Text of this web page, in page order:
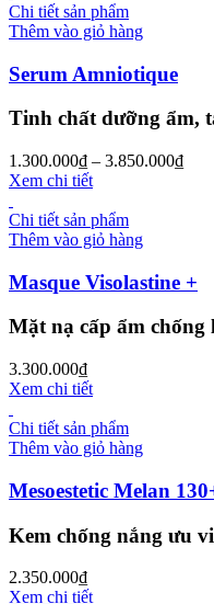
Chi tiết sản phẩm
Thêm vào giỏ hàng
Serum Amniotique
Tinh chất dưỡng ẩm,
1.300.000₫ – 3.850.000₫
Xem chi tiết
Chi tiết sản phẩm
Thêm vào giỏ hàng
Masque Visolastine +
Mặt nạ cấp ẩm chống
3.300.000₫
Xem chi tiết
Chi tiết sản phẩm
Thêm vào giỏ hàng
Mesoestetic Melan
Kem chống nắng ưu
2.350.000₫
Xem chi tiết